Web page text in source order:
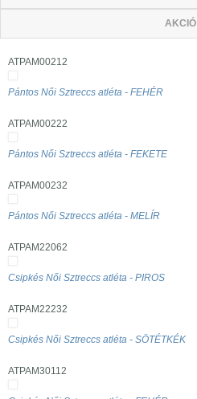
AKCIÓ
ATPAM00212
Pántos Női Sztreccs atléta - FEHÉR
ATPAM00222
Pántos Női Sztreccs atléta - FEKETE
ATPAM00232
Pántos Női Sztreccs atléta - MELÍR
ATPAM22062
Csipkés Női Sztreccs atléta - PIROS
ATPAM22232
Csipkés Női Sztreccs atléta - SÖTÉTKÉK
ATPAM30112